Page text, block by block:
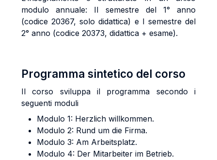
modulo annuale: II semestre del 1° anno
(codice 20367, solo didattica) e I semestre del
2° anno (codice 20373, didattica + esame).
Programma sintetico del corso
Il corso sviluppa il programma secondo i
seguenti moduli
Modulo 1: Herzlich willkommen.
Modulo 2: Rund um die Firma.
Modulo 3: Am Arbeitsplatz.
Modulo 4: Der Mitarbeiter im Betrieb.